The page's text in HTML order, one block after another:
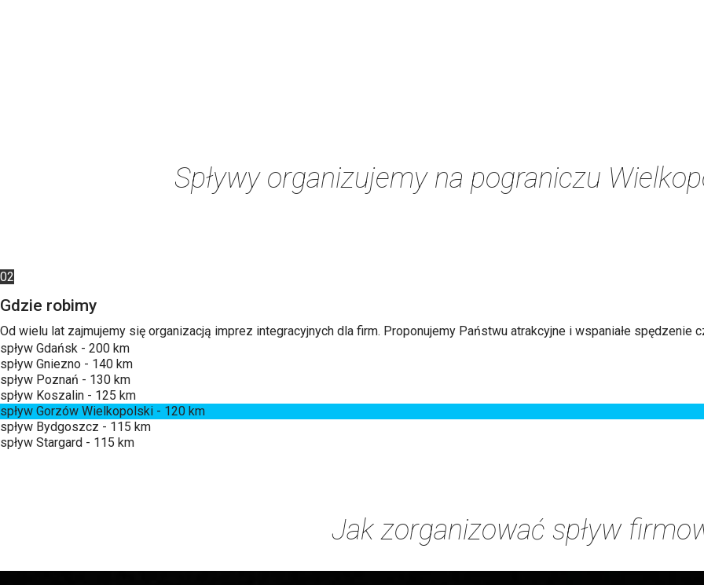
Spływy organizujemy na pograniczu
02
Gdzie robimy
Od wielu lat zajmujemy się organizacją imprez integracyjnych dla firm. Proponujemy Państwu atrakcyjne i wspaniałe
spływ Gdańsk - 200 km
spływ Gniezno - 140 km
spływ Poznań - 130 km
spływ Koszalin - 125 km
spływ Gorzów Wielkopolski - 120 km
spływ Bydgoszcz - 115 km
spływ Stargard - 115 km
Jak zorganizować spływ